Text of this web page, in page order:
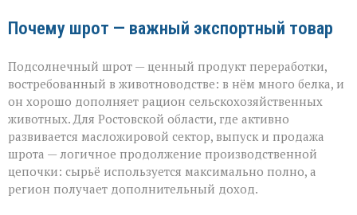
Почему шрот — важный экспортный товар
Подсолнечный шрот — ценный продукт переработки,
востребованный в животноводстве: в нём много белка, и
он хорошо дополняет рацион сельскохозяйственных
животных. Для Ростовской области, где активно
развивается масложировой сектор, выпуск и продажа
шрота — логичное продолжение производственной
цепочки: сырьё используется максимально полно, а
регион получает дополнительный доход.